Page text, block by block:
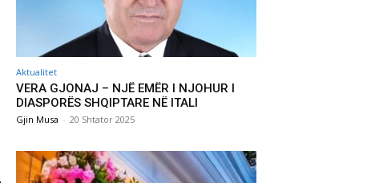
Aktualitet
VERA GJONAJ – NJË EMËR I NJOHUR I
DIASPORËS SHQIPTARE NË ITALI
Gjin Musa - 20 Shtator 2025